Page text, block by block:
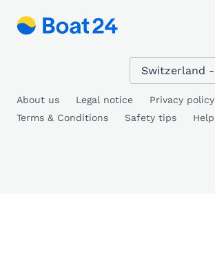
About us Legal notice
Privacy policy
Terms & Conditions
Safety tips Help